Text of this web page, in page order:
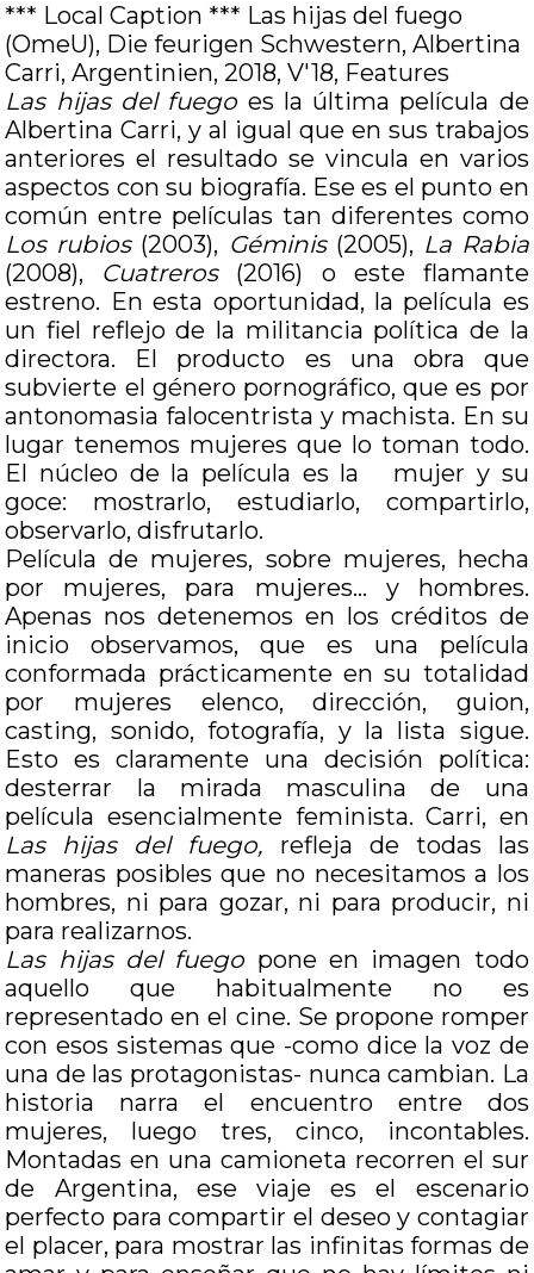
*** Local Caption *** Las hijas del fuego
(OmeU), Die feurigen Schwestern, Albertina
Carri, Argentinien, 2018, V'18, Features
Las hijas del fuegoes la última película de
Albertina Carri, y al igual que en sus trabajos
anteriores el resultado se vincula en varios
aspectos con su biografía. Ese es el punto en
común entre películas tan diferentes como
Los rubios(2003), Géminis(2005), La Rabia
(2008), Cuatreros(2016) o este flamante
estreno. En esta oportunidad, la película es
un fiel reflejo de la militancia política de la
directora. El producto es una obra que
subvierte el género pornográfico, que es por
antonomasia falocentrista y machista. En su
lugar tenemos mujeres que lo toman todo.
El núcleo de la película es la mujer y su
goce: mostrarlo, estudiarlo, compartirlo,
observarlo, disfrutarlo.
Película de mujeres, sobre mujeres, hecha
por mujeres, para mujeres… y hombres.
Apenas nos detenemos en los créditos de
inicio observamos, que es una película
conformada prácticamente en su totalidad
por mujeres elenco, dirección, guion,
casting, sonido, fotografía, y la lista sigue.
Esto es claramente una decisión política:
desterrar la mirada masculina de una
película esencialmente feminista. Carri, en
Las hijas del fuego, refleja de todas las
maneras posibles que no necesitamos a los
hombres, ni para gozar, ni para producir, ni
para realizarnos.
Las hijas del fuego pone en imagen todo
aquello que habitualmente no es
representado en el cine. Se propone romper
con esos sistemas que -como dice la voz de
una de las protagonistas- nunca cambian. La
historia narra el encuentro entre dos
mujeres, luego tres, cinco, incontables.
Montadas en una camioneta recorren el sur
de Argentina, ese viaje es el escenario
perfecto para compartir el deseo y contagiar
el placer, para mostrar las infinitas formas de